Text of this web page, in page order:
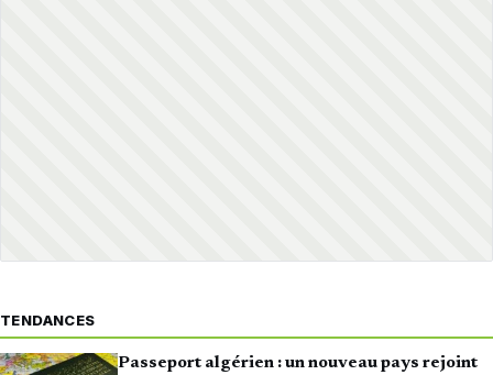
TENDANCES
Passeport algérien : un nouveau pays rejoint